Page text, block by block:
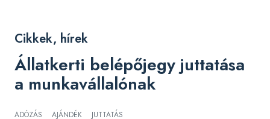
Cikkek, hírek
Állatkerti belépőjegy juttatása
a munkavállalónak
ADÓZÁS AJÁNDÉK JUTTATÁS